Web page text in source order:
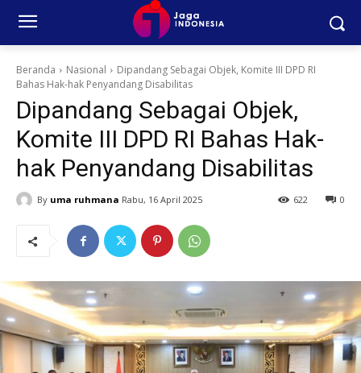
Beranda Nasional
Dipandang Sebagai Objek, Komite III DPD RI
Bahas Hak-hak Penyandang Disabilitas
Dipandang Sebagai Objek,
Komite III DPD RI Bahas Hak-
hak Penyandang Disabilitas
By uma ruhmana Rabu, 16 April 2025 0
622